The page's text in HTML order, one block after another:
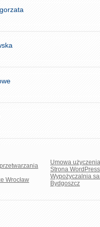
Wrocław
Umowa użyczenia
Strona WordPress
Wypożyczalnia
Bydgoszcz